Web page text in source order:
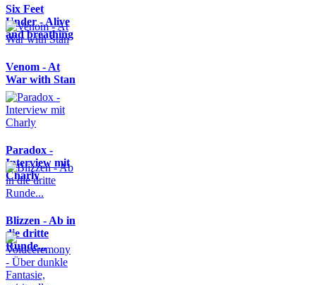
Six Feet
Under - Alive
and breathing
Venom - At
War with Stan
Paradox -
Interview mit
Charly
Blizzen - Ab in
die dritte
Runde...